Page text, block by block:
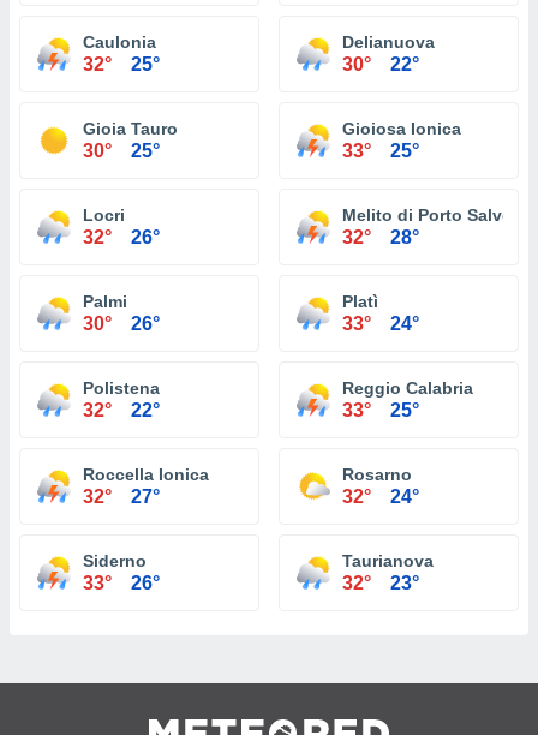
Caulonia
32° 25°
Delianuova
30° 22°
Gioia Tauro
30° 25°
Gioiosa Ionica
33° 25°
Locri
32° 26°
Melito di Porto Salvo
32° 28°
Palmi
30° 26°
Platì
33° 24°
Polistena
32° 22°
Reggio Calabria
33° 25°
Roccella Ionica
32° 27°
Rosarno
32° 24°
Siderno
33° 26°
Taurianova
32° 23°